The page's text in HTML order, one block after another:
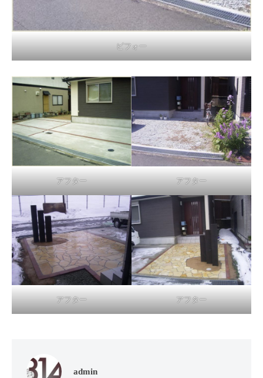
ビフォー
アフター アフター
アフター アフター
admin